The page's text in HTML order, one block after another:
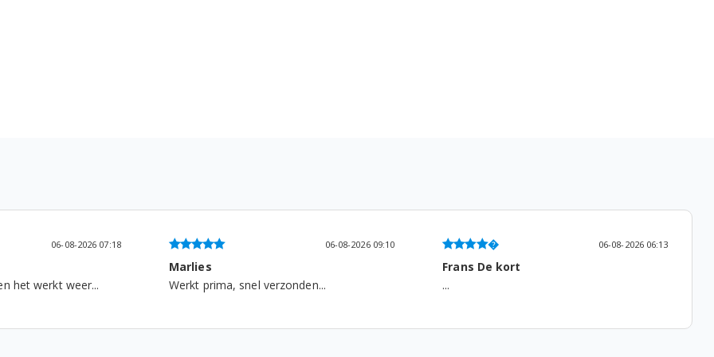
06-08-2026 09:10
verzonden...
06-08-2026 06:13
Frans De kort
...
05-08-2026 13:53
Gemma Roodenburg